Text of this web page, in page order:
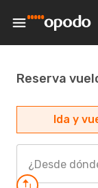
Reserva
Ida y
¿Desde